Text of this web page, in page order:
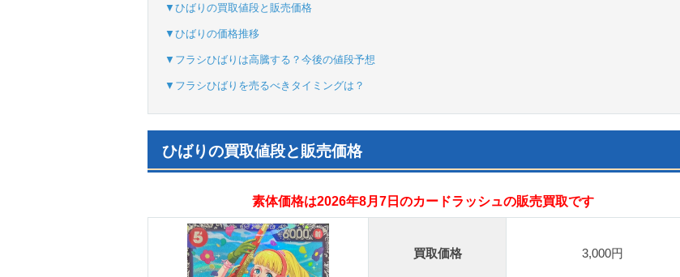
▼ひばりの買取値段と販売価格
▼ひばりの価格推移
▼フラシひばりは高騰する？今後の値段予想
▼フラシひばりを売るべきタイミングは？
ひばりの買取値段と販売価格
素体価格は2026年8月7日のカードラッシュの販売買取です
買取価格 3,000円